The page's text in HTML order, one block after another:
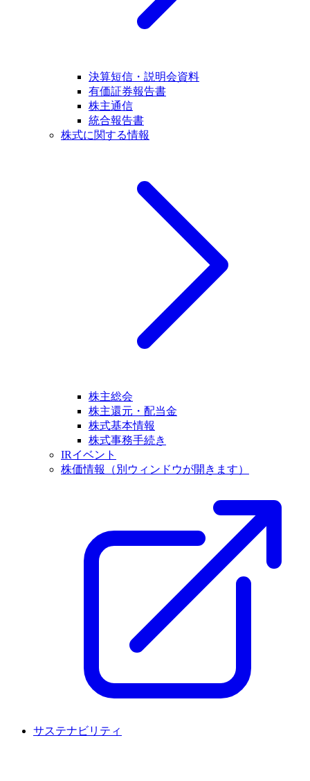
決算短信・説明会資料
有価証券報告書
株主通信
統合報告書
株式に関する情報
株主総会
株主還元・配当金
株式基本情報
株式事務手続き
IRイベント
株価情報
（別ウィンドウが開きます）
サステナビリティ